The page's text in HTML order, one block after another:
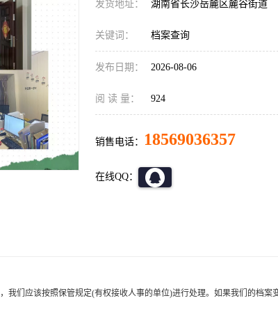
发货地址： 湖南省长沙岳麓区麓谷街道
关键词： 档案查询
发布日期： 2026-08-06
阅 读 量： 924
销售电话： 18569036357
在线QQ：
我们应该按照保管规定(有权接收人事的单位)进行处理。如果我们的档案